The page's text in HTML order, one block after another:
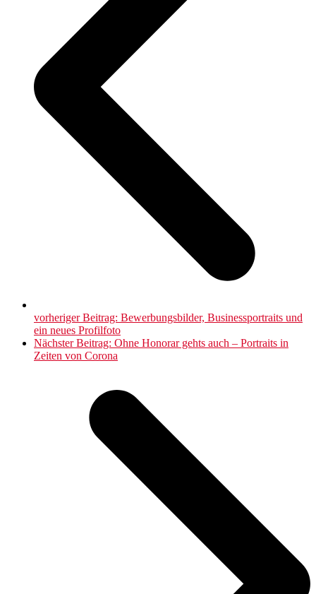
vorheriger Beitrag: Bewerbungsbilder, Businessportraits und
ein neues Profilfoto
Nächster Beitrag: Ohne Honorar gehts auch – Portraits in
Zeiten von Corona